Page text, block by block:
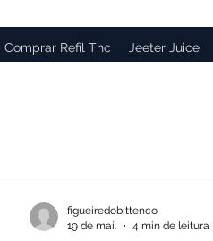
Comprar Refil Thc Jeeter Juice
figueiredobittenco
19 de mai.
4 min de leitura